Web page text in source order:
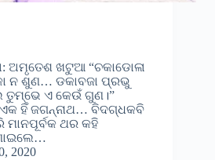
ଅମୃତେଶ ଖଟୁଆ “ଚକାଡୋଳା
ନ ଶୁଣ… ଡକାବଜା ପ୍ରଭୁ
ଏ କେଉଁ ଗୁଣ।”
ଏକ ହିଁ ଜଗନ୍ନାଥ… ବିଦଗ୍ଧକବି
ଥର କହି
2020